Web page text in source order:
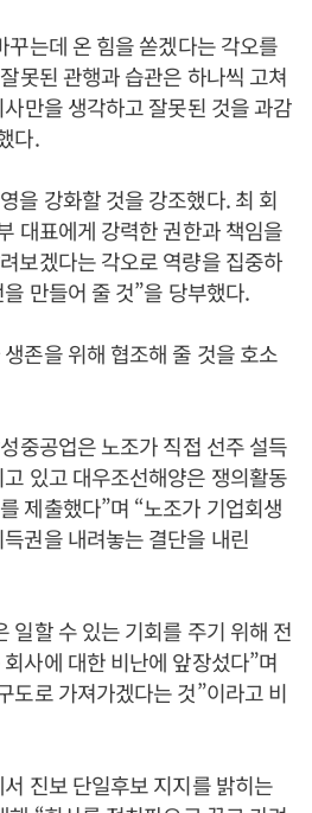
꾸는데 온 힘을 쏟겠다는 각오를
못된 관행과 습관은 하나씩 고쳐
만을 생각하고 잘못된 것을 과감
다.
을 강화할 것을 강조했다. 최 회
대표에게 강력한 권한과 책임을
보겠다는 각오로 역량을 집중하
만들어 줄 것”을 당부했다.
존을 위해 협조해 줄 것을 호소
중공업은 노조가 직접 선주 설득
있고 대우조선해양은 쟁의활동
제출했다”며 “노조가 기업회생
권을 내려놓는 결단을 내린
일할 수 있는 기회를 주기 위해 전
사에 대한 비난에 앞장섰다”며
도로 가져가겠다는 것”이라고 비
진보 단일후보 지지를 밝히는